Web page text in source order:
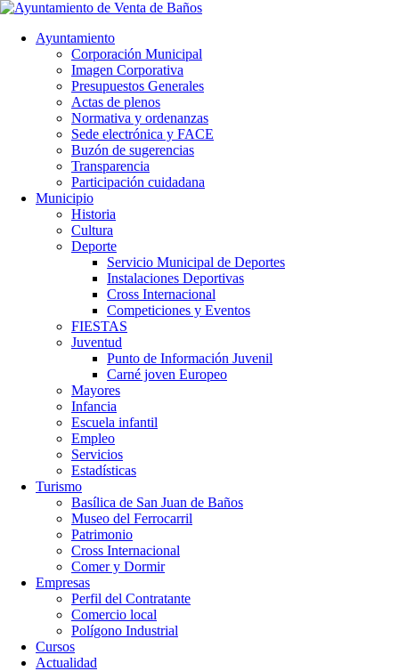
Ayuntamiento
Corporación Municipal
Imagen Corporativa
Presupuestos Generales
Actas de plenos
Normativa y ordenanzas
Sede electrónica y FACE
Buzón de sugerencias
Transparencia
Participación cuidadana
Municipio
Historia
Cultura
Deporte
Servicio Municipal de Deportes
Instalaciones Deportivas
Cross Internacional
Competiciones y Eventos
FIESTAS
Juventud
Punto de Información Juvenil
Carné joven Europeo
Mayores
Infancia
Escuela infantil
Empleo
Servicios
Estadísticas
Turismo
Basílica de San Juan de Baños
Museo del Ferrocarril
Patrimonio
Cross Internacional
Comer y Dormir
Empresas
Perfil del Contratante
Comercio local
Polígono Industrial
Cursos
Actualidad